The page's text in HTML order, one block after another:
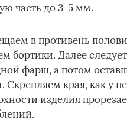
часть до 3-5 мм.
в противень
бортики. Далее
фарш, а потом
Скрепляем края, как у
изделия